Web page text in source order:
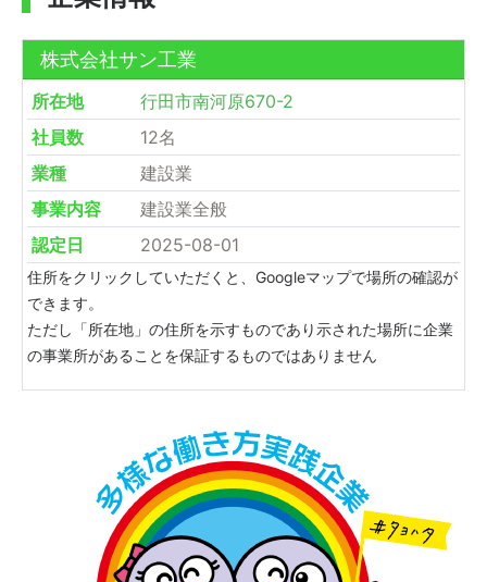
株式会社サン工業
所在地
行田市南河原670-2
社員数
12名
業種
建設業
事業内容
建設業全般
認定日
2025-08-01
住所をクリックしていただくと、Googleマップで場所の確認が
できます。
ただし「所在地」の住所を示すものであり示された場所に企業
の事業所があることを保証するものではありません